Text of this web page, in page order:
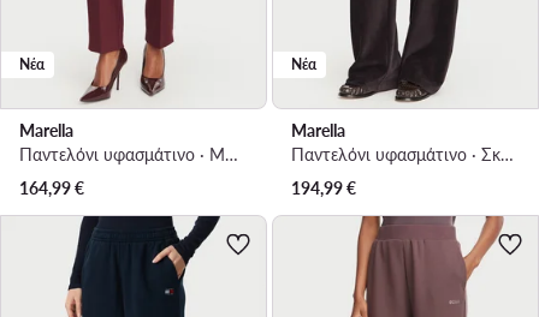
Νέα
Marella
Παντελόνι υφασμάτινο · Μπορντό · Regular Fit
164,99€
Νέα
Marella
Παντελόνι υφασμάτινο · Σκούρο γκρι · Regular Fit
194,99€